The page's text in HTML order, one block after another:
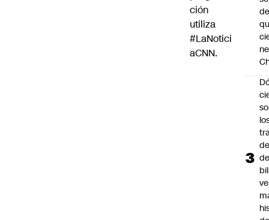
ción
utiliza
#LaNotici
aCNN.